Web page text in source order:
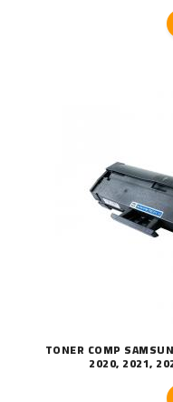
TONER COMP
2020, 2021,